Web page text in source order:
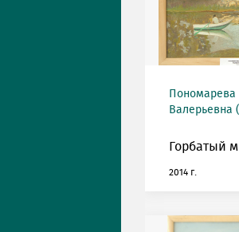
Валерьевна
Горбатый
2014 г.